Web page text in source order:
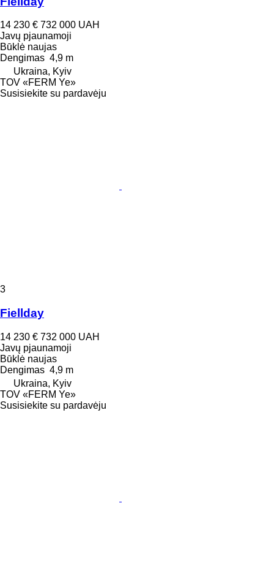
14 230 € 732 000 UAH
Javų pjaunamoji
Būklė naujas
Dengimas 4,9 m
Ukraina, Kyiv
TOV «FERM Ye»
Susisiekite su pardavėju
3
Fiellday
14 230 € 732 000 UAH
Javų pjaunamoji
Būklė naujas
Dengimas 4,9 m
Ukraina, Kyiv
TOV «FERM Ye»
Susisiekite su pardavėju